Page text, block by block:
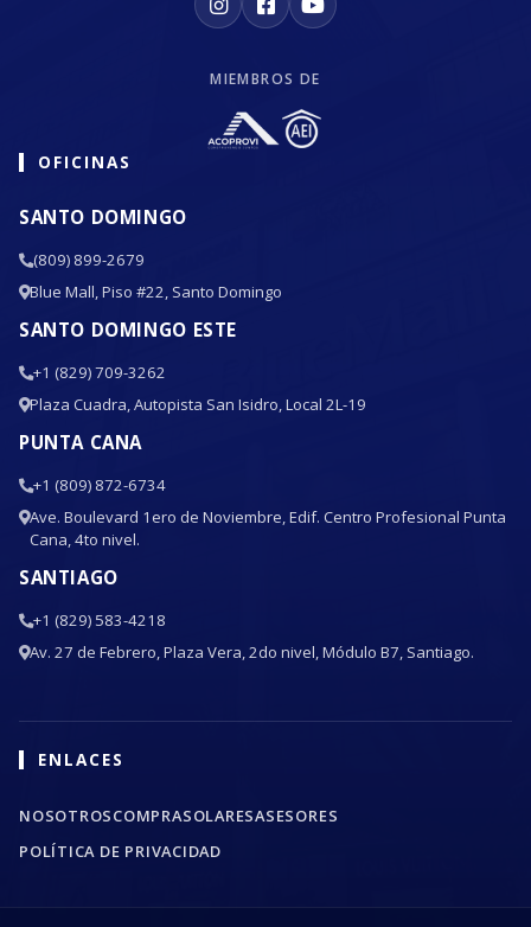
MIEMBROS DE
OFICINAS
SANTO DOMINGO
(809) 899-2679
Blue Mall, Piso #22, Santo Domingo
SANTO DOMINGO ESTE
+1 (829) 709-3262
Plaza Cuadra, Autopista San Isidro, Local 2L-19
PUNTA CANA
+1 (809) 872-6734
Ave. Boulevard 1ero de Noviembre, Edif. Centro Profesional Punta
Cana, 4to nivel.
SANTIAGO
+1 (829) 583-4218
Av. 27 de Febrero, Plaza Vera, 2do nivel, Módulo B7, Santiago.
ENLACES
NOSOTROSCOMPRASOLARESASESORES
POLÍTICA DE PRIVACIDAD